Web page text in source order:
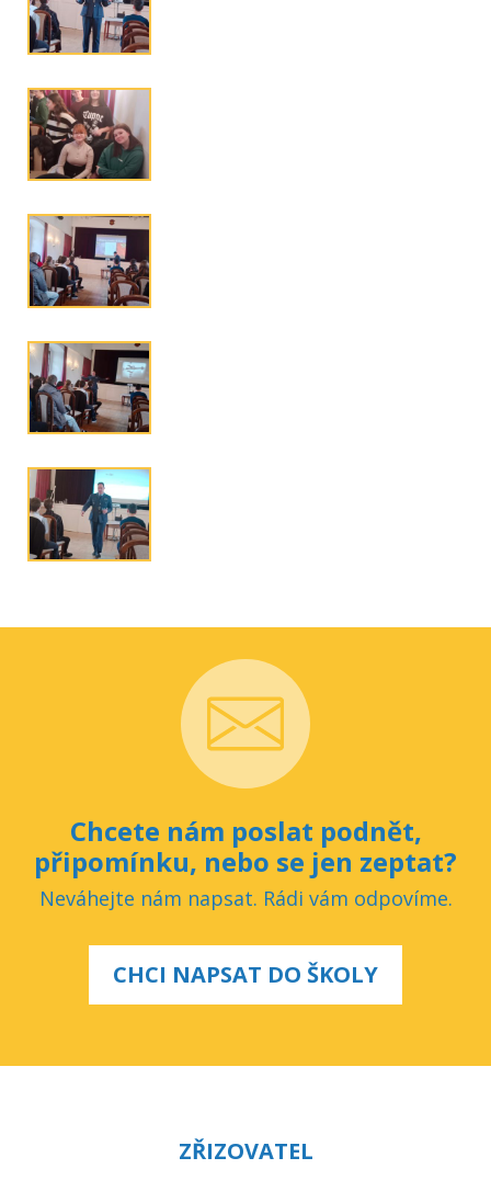
Chcete nám poslat podnět,
připomínku, nebo se jen zeptat?
Neváhejte nám napsat. Rádi vám odpovíme.
CHCI NAPSAT DO ŠKOLY
ZŘIZOVATEL